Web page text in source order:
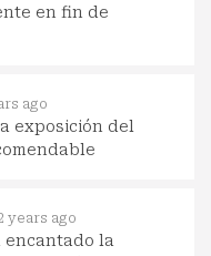
en fin de
ago
exposición del
years ago
encantado la